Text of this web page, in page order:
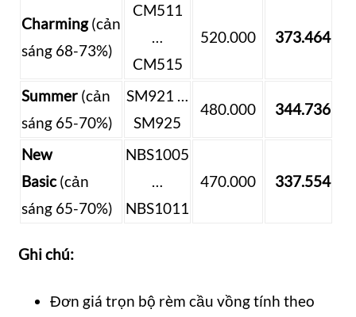
Charming(cản
sáng 68-73%)
CM511
…
CM515
520.000 373.464
Summer (cản
sáng 65-70%)
SM921 …
SM925
480.000 344.736
New
Basic(cản
sáng 65-70%)
NBS1005
…
NBS1011
470.000 337.554
Ghi chú:
Đơn giá trọn bộ rèm cầu vồng tính theo